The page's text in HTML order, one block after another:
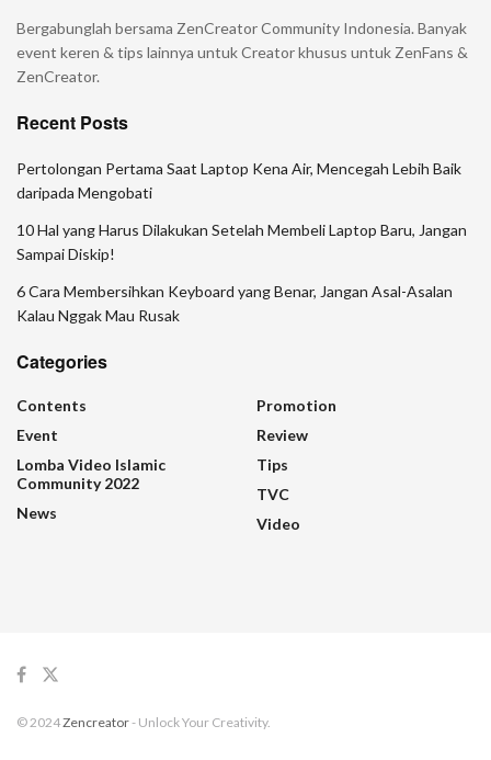
Bergabunglah bersama ZenCreator Community Indonesia. Banyak
event keren & tips lainnya untuk Creator khusus untuk ZenFans &
ZenCreator.
Recent Posts
Pertolongan Pertama Saat Laptop Kena Air, Mencegah Lebih Baik
daripada Mengobati
10 Hal yang Harus Dilakukan Setelah Membeli Laptop Baru, Jangan
Sampai Diskip!
6 Cara Membersihkan Keyboard yang Benar, Jangan Asal-Asalan
Kalau Nggak Mau Rusak
Categories
Contents
Event
Lomba Video Islamic
Community 2022
News
Promotion
Review
Tips
TVC
Video
© 2024Zencreator- Unlock Your Creativity.